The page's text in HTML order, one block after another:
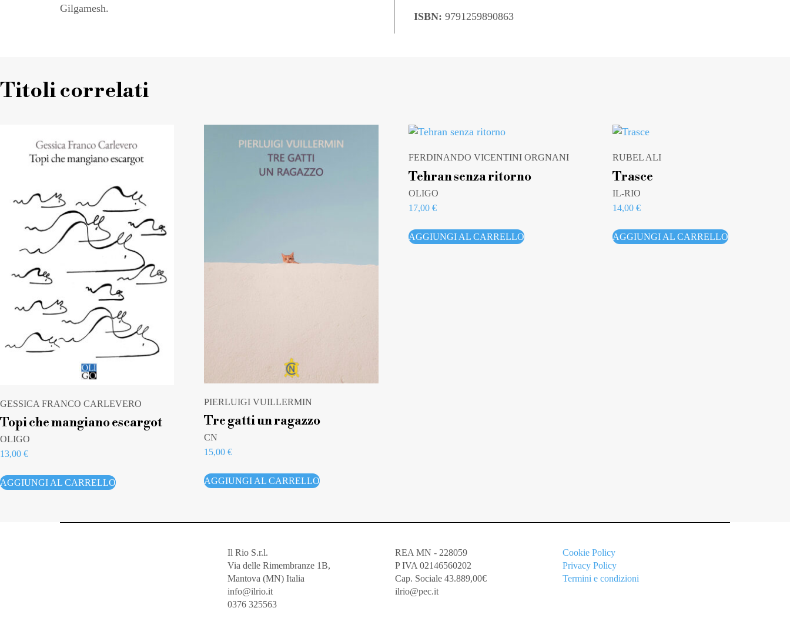
Gilgamesh.
ISBN: 9791259890863
Titoli correlati
GESSICA FRANCO CARLEVERO
Topi che mangiano escargot
OLIGO
13,00 €
AGGIUNGI AL CARRELLO
PIERLUIGI VUILLERMIN
Tre gatti un ragazzo
CN
15,00€
AGGIUNGI AL CARRELLO
FERDINANDO VICENTINI ORGNANI
Tehran senza ritorno
OLIGO
17,00 €
AGGIUNGI AL CARRELLO
RUBEL ALI
Trasce
IL-RIO
14,00€
AGGIUNGI AL CARRELLO
Il Rio S.r.l.
Via delle Rimembranze 1B,
Mantova (MN) Italia
info@ilrio.it
0376 325563
REA MN - 228059
P IVA 02146560202
Cap. Sociale 43.889,00€
ilrio@pec.it
Cookie Policy
Privacy Policy
Termini e condizioni